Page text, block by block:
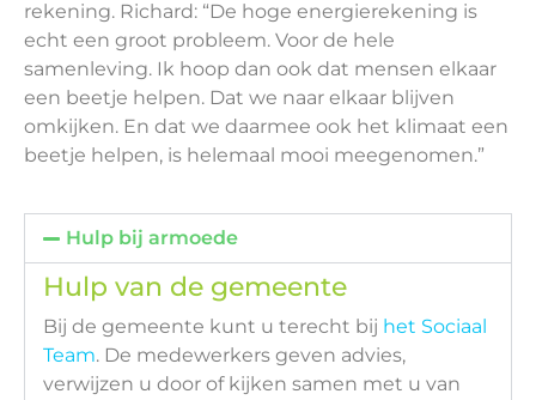
rekening. Richard: “De hoge energierekening is
echt een groot probleem. Voor de hele
samenleving. Ik hoop dan ook dat mensen elkaar
een beetje helpen. Dat we naar elkaar blijven
omkijken. En dat we daarmee ook het klimaat een
beetje helpen, is helemaal mooi meegenomen.”
Hulp bij armoede
Hulp van de gemeente
Bij de gemeente kunt u terecht bij het Sociaal
Team. De medewerkers geven advies,
verwijzen u door of kijken samen met u van